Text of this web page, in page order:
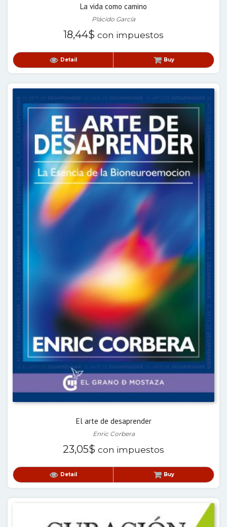
La vida como camino
Plácido García
18,44$ con impuestos
Detail Buy
El arte de desaprender
Enric Corbera
23,05$ con impuestos
Detail Buy